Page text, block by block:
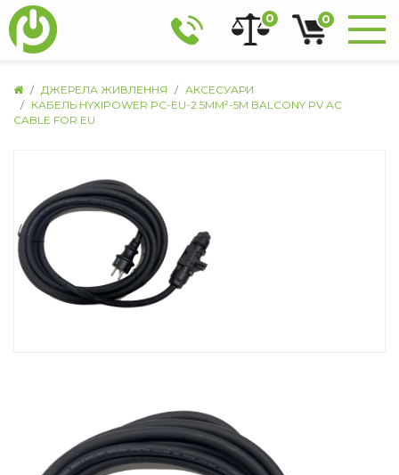
0 0
ДЖЕРЕЛА ЖИВЛЕННЯ
АКСЕСУАРИ
КАБЕЛЬ HYXIPOWER PC-EU-2.5MM²-5M BALCONY PV AC
CABLE FOR EU